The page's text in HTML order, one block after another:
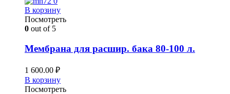
В корзину
Посмотреть
0 out of 5
Мембрана для расшир. бака 80-100 л.
1 600.00 ₽
В корзину
Посмотреть